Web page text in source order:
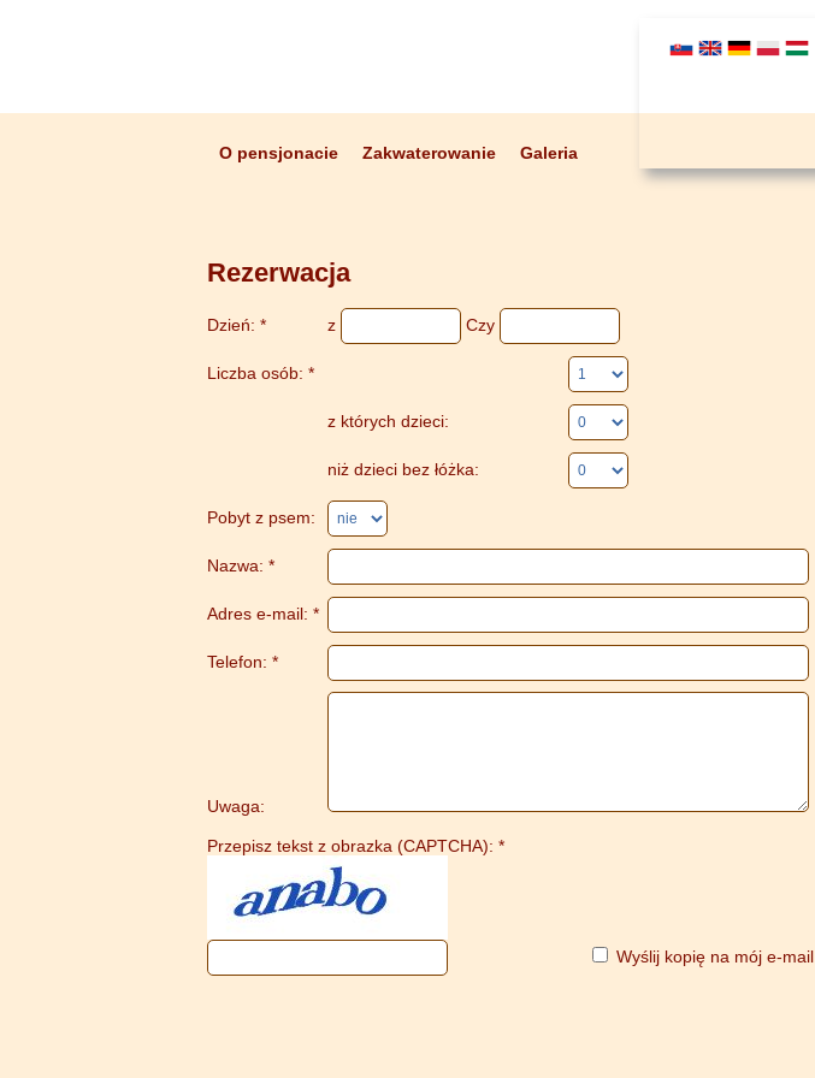
O pensjonacie Zakwaterowanie Galeria
Rezerwacja
Dzień: * z Czy
Liczba osób: *
z których dzieci:
niż dzieci bez łóżka:
Pobyt z psem:
Nazwa: *
Adres e-mail: *
Telefon: *
Uwaga:
Przepisz tekst z obrazka (CAPTCHA): *
Wyślij kopię na mój e-mail